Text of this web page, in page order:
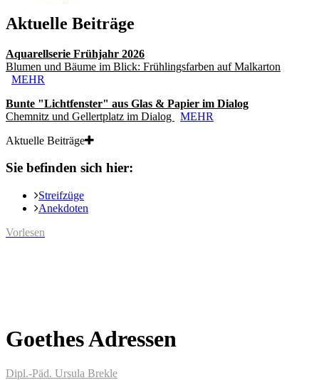
Aktuelle Beiträge
Aquarellserie Frühjahr 2026
Blumen und Bäume im Blick: Frühlingsfarben auf Malkarton
MEHR
Bunte "Lichtfenster" aus Glas & Papier im Dialog
Chemnitz und Gellertplatz im Dialog
MEHR
Aktuelle Beiträge
Sie befinden sich hier:
Streifzüge
Anekdoten
Vorlesen
Goethes Adressen
Dipl.-Päd. Ursula Brekle